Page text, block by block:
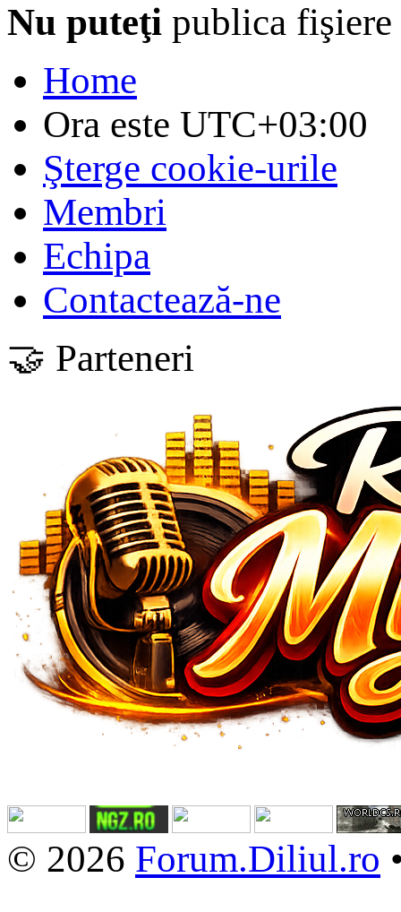
Nu puteţi publica fişiere
Home
Ora este UTC+03:00
Şterge cookie-urile
Membri
Echipa
Contactează-ne
🤝 Parteneri
© 2026 Forum.Diliul.ro